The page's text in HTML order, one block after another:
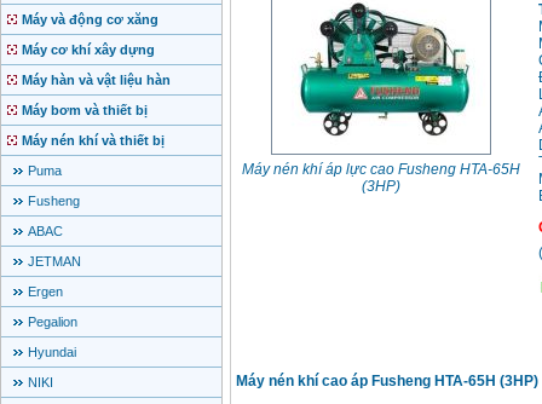
Máy và động cơ xăng
Máy cơ khí xây dựng
Máy hàn và vật liệu hàn
Máy bơm và thiết bị
Máy nén khí và thiết bị
Puma
Fusheng
ABAC
JETMAN
Ergen
Pegalion
Hyundai
NIKI
Máy nén khí áp lực cao Fusheng HTA-65H
(3HP)
(
Máy nén khí cao áp Fusheng HTA-65H (3HP)